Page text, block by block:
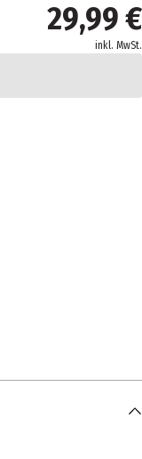
29,99 €
inkl. MwSt.